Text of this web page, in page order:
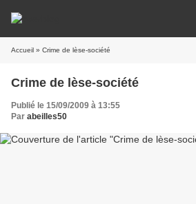
Accueil » Crime de lèse-société
Crime de lèse-société
Publié le 15/09/2009 à 13:55
Par abeilles50